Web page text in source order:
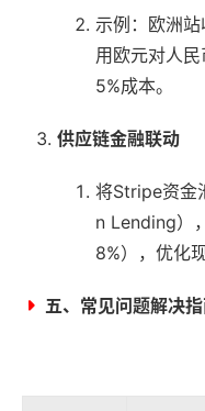
示例：欧洲
用欧元对人
5%成本。
供应链金融联动
将Stripe资金
n Lending）
8%），优化
五、常见问题解决